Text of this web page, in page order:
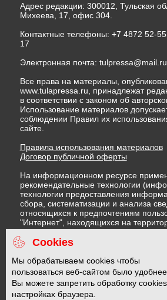
Адрес редакции: 300012, Тульская
Михеева, 17, офис 304.
Контактные телефоны: +7 4872 52-
17
Электронная почта: tulpressa@mail.ru
Все права на материалы,
www.tulapressa.ru, принадлежат
в соответствии с законом об
Использование материалов
соблюдении Правил их
сайте.
Правила использования материалов
Договор публичной оферты
На информационном ресурсе
рекомендательные технологии
технологии предоставления
сбора, систематизации и анализа
относящихся к предпочтениям
"Интернет", находящихся на
Федерации)
Правила применения
Политика в отношении обработки
Политика обработки файлов cookie
16 +
Cookies
Мы обрабатываем cookies чтобы
пользоваться веб-сайтом было удобнее.
Вы можете запретить обработку
настройках браузера.